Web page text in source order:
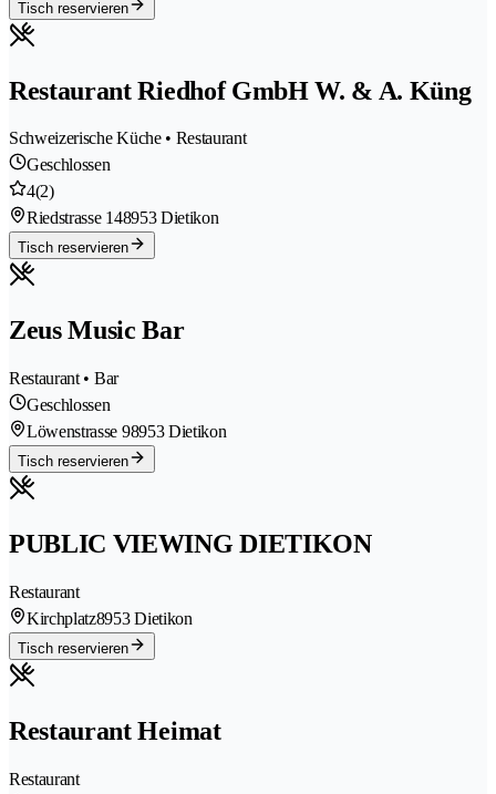
Tisch reservieren
Restaurant Riedhof GmbH W. & A. Küng
Schweizerische Küche • Restaurant
Geschlossen
4(2)
Riedstrasse 148953 Dietikon
Tisch reservieren
Zeus Music Bar
Restaurant • Bar
Geschlossen
Löwenstrasse 98953 Dietikon
Tisch reservieren
PUBLIC VIEWING DIETIKON
Restaurant
Kirchplatz8953 Dietikon
Tisch reservieren
Restaurant Heimat
Restaurant